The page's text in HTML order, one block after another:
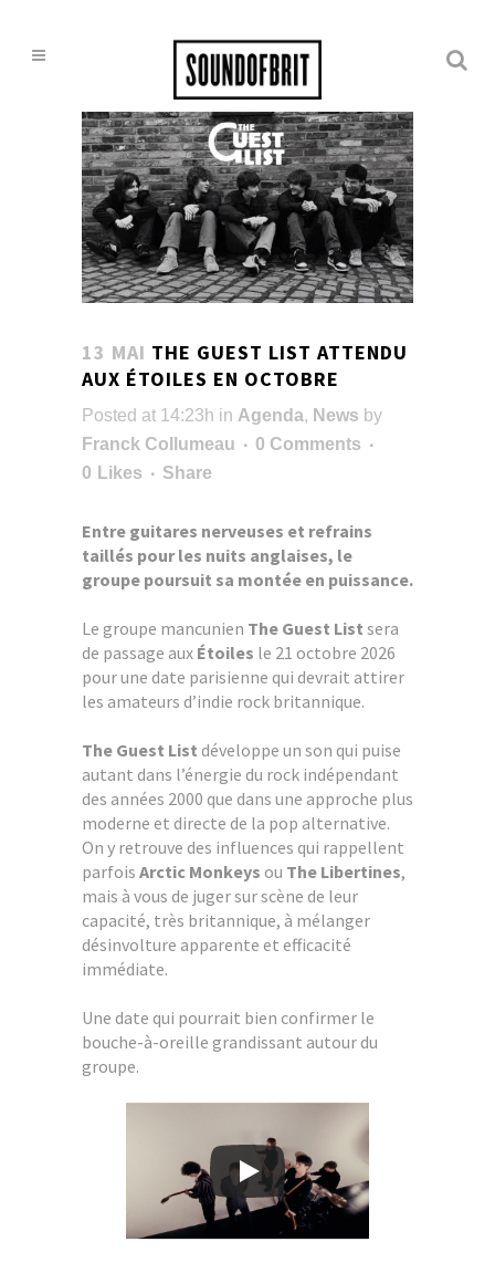
13 MAI THE GUEST LIST ATTENDU
AUX ÉTOILES EN OCTOBRE
Posted at 14:23h in Agenda, News by
Franck Collumeau
0 Comments
0 Likes Share
Entre guitares nerveuses et refrains
taillés pour les nuits anglaises, le
groupe poursuit sa montée en puissance.
Le groupe mancunien The Guest List sera
de passage aux Étoiles le 21 octobre 2026
pour une date parisienne qui devrait attirer
les amateurs d’indie rock britannique.
The Guest List développe un son qui puise
autant dans l’énergie du rock indépendant
des années 2000 que dans une approche plus
moderne et directe de la pop alternative.
On y retrouve des influences qui rappellent
parfois Arctic Monkeys ou The Libertines,
mais à vous de juger sur scène de leur
capacité, très britannique, à mélanger
désinvolture apparente et efficacité
immédiate.
Une date qui pourrait bien confirmer le
bouche-à-oreille grandissant autour du
groupe.